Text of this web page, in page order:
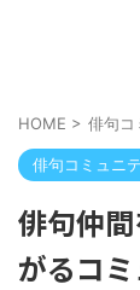
HOME > 俳句コ
俳句コミュニ
俳句仲
がるコ